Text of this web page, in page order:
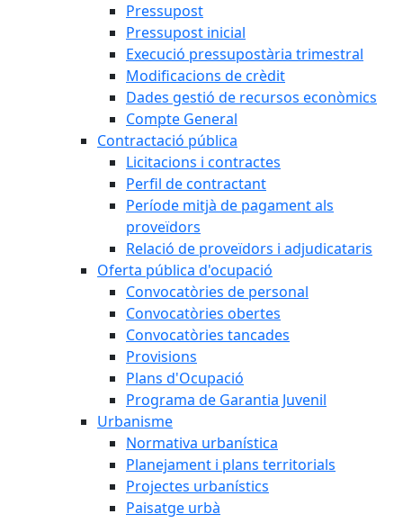
Pressupost
Pressupost inicial
Execució pressupostària trimestral
Modificacions de crèdit
Dades gestió de recursos econòmics
Compte General
Contractació pública
Licitacions i contractes
Perfil de contractant
Període mitjà de pagament als
proveïdors
Relació de proveïdors i adjudicataris
Oferta pública d'ocupació
Convocatòries de personal
Convocatòries obertes
Convocatòries tancades
Provisions
Plans d'Ocupació
Programa de Garantia Juvenil
Urbanisme
Normativa urbanística
Planejament i plans territorials
Projectes urbanístics
Paisatge urbà